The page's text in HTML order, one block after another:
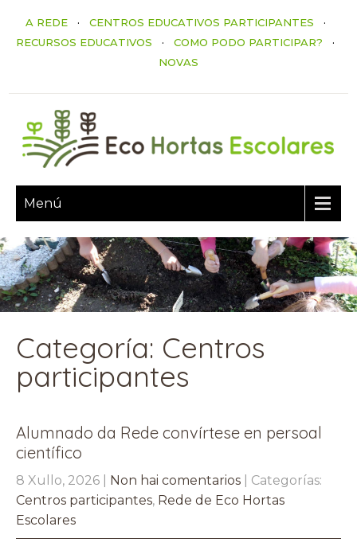
A REDE· CENTROS EDUCATIVOS PARTICIPANTES ·
RECURSOS EDUCATIVOS · COMO PODO PARTICIPAR? ·
NOVAS
Menú
Categoría: Centros
participantes
Alumnado da Rede convírtese en persoal
científico
8 Xullo, 2026 Non hai comentarios
| Categorías:
Centros participantes, Rede de Eco Hortas
Escolares